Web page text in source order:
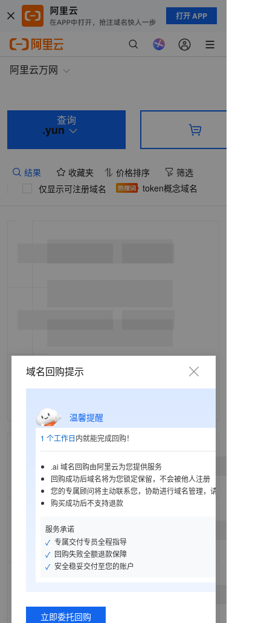
打开 APP
阿里云万网
查询
.yun
结果 收藏夹 价格排序
筛选
仅显示可注册域名
token概念域名
域名回购提示
温馨提醒
1 个工作日内就能完成回购！
.ai 域名回购由阿里云为您提供服务
回购成功后域名将为您锁定保留，不会被他人注册
您的专属顾问将主动联系您，协助进行域名管理，请保持电话畅通
购买成功后不支持退款
服务承诺
专属交付专员全程指导
回购失败全额退款保障
安全稳妥交付至您的账户
立即委托回购